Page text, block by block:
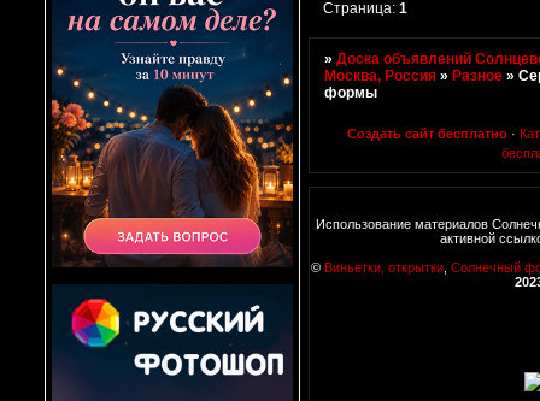
Страница:1
»Доска объявлений
Москва, Россия » Разное »
формы
Создать сайт бесплатно ·
Использование материалов
активной
© Виньетки, открытки, Солнечный